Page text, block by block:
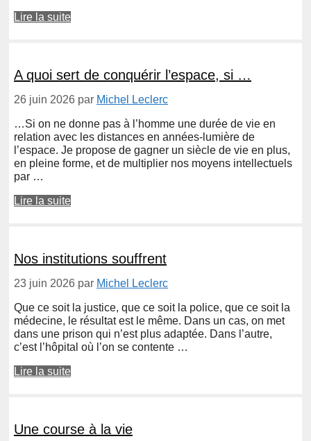
Lire la suite
A quoi sert de conquérir l’espace, si …
26 juin 2026 par Michel Leclerc
…Si on ne donne pas à l’homme une durée de vie en
relation avec les distances en années-lumière de
l’espace. Je propose de gagner un siècle de vie en plus,
en pleine forme, et de multiplier nos moyens intellectuels
par …
Lire la suite
Nos institutions souffrent
23 juin 2026 par Michel Leclerc
Que ce soit la justice, que ce soit la police, que ce soit la
médecine, le résultat est le même. Dans un cas, on met
dans une prison qui n’est plus adaptée. Dans l’autre,
c’est l’hôpital où l’on se contente …
Lire la suite
Une course à la vie